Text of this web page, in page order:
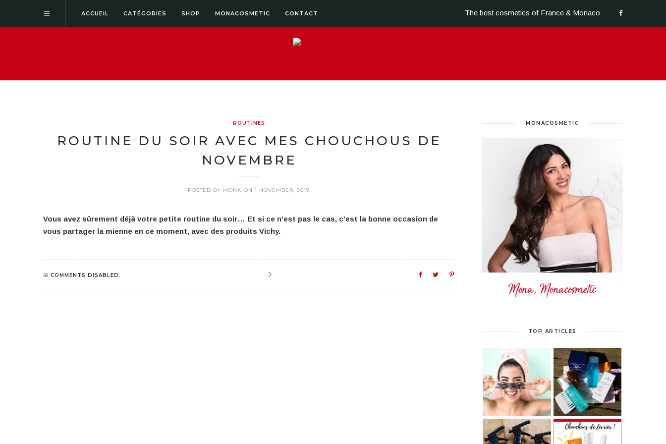
ACCUEIL CATÉGORIES SHOP MONACOSMETIC CONTACT The best cosmetics of France & Monaco
ROUTINES
ROUTINE DU SOIR AVEC MES CHOUCHOUS DE
NOVEMBRE
POSTED BY MONA ON 1 NOVEMBER, 2019
Vous avez sûrement déjà votre petite routine du soir… Et si ce n’est pas le cas, c’est la bonne occasion de
vous partager la mienne en ce moment, avec des produits Vichy.
COMMENTS DISABLED.
MONACOSMETIC
Mona, Monacosmetic
TOP ARTICLES